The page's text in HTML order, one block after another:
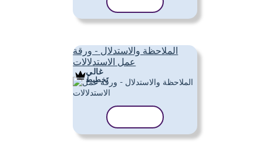
الملاحظة والاستدلال - ورقة
عمل الاستدلالات
غالي
تَخطِيط